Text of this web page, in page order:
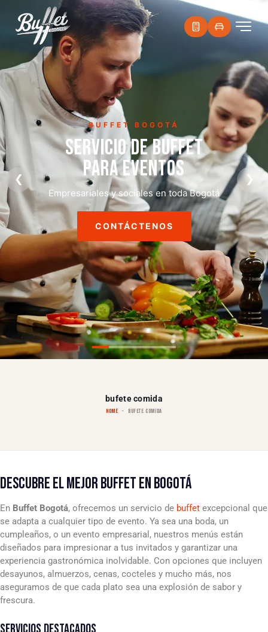
BUFFET BOGOTÁ
SERVICIO DE BUFFET
PARA EVENTOS
Empresariales y sociales en toda Bogotá
CONTÁCTENOS
❮ ❯
bufete comida
HOME BUFETE COMIDA
DESCUBRE EL MEJOR BUFFET EN BOGOTÁ
En Buffet Bogotá, ofrecemos un servicio de buffet excepcional que
se adapta a cualquier tipo de evento. Ya sea una boda, un
cumpleaños, o un evento empresarial, nuestros menús están
diseñados para impresionar a tus invitados y garantizar una
experiencia gastronómica inolvidable. Con opciones que incluyen
desayunos, almuerzos, cenas, cocteles y mucho más, nos
aseguramos de que cada plato sea una explosión de sabor y
frescura.